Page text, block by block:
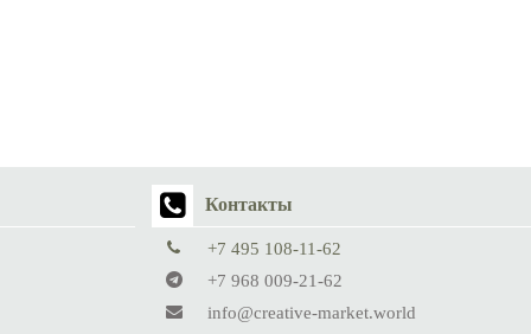
Контакты
+7 495 108-11-62
+7 968 009-21-62
info@creative-market.world